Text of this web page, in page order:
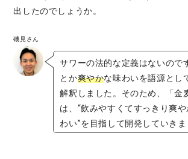
出したのでしょうか。
磯見さん
サワーの法的な定義はないので
とか爽やかな味わいを語源とし
解釈しました。そのため、「金
は、“飲みやすくてすっきり爽
わい”を目指して開発していきま